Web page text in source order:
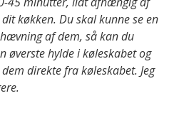
køkken. Du skal kunne se en
af dem, så kan du
øverste hylde i køleskabet og
direkte fra køleskabet. Jeg